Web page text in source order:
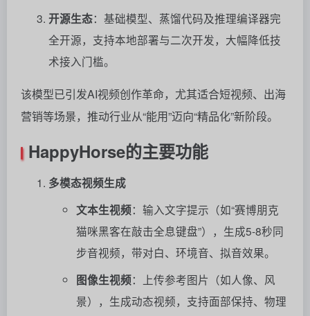
开源生态：基础模型、蒸馏代码及推理编译器完
全开源，支持本地部署与二次开发，大幅降低技
术接入门槛。
该模型已引发AI视频创作革命，尤其适合短视频、出海
营销等场景，推动行业从“能用”迈向“精品化”新阶段。
HappyHorse的主要功能
多模态视频生成
文本生视频：输入文字提示（如“赛博朋克
猫咪黑客在敲击全息键盘”），生成5-8秒同
步音视频，带对白、环境音、拟音效果。
图像生视频：上传参考图片（如人像、风
景），生成动态视频，支持面部保持、物理